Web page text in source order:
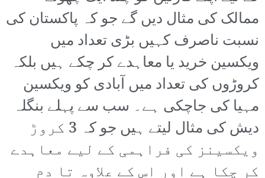
ممالک کی مثال دیں گے جو کہ پاکستان کی
نسبت ناصرف کہیں بڑی تعداد میں
ویکسین خرید یا معاہدے کر چکے ہیں بلکہ
کروڑوں کی تعداد میں آبادی کو ویکسین
مہیا کی جاچکی ہے۔ سب سے پہلے بنگلہ
دیش کی مثال لیتے ہیں جو کہ 3 کروڑ
ویکسینز کی فراہمی کے لیے معاہدے
کر چکا ہے اور اس کے علاوہ تا دم